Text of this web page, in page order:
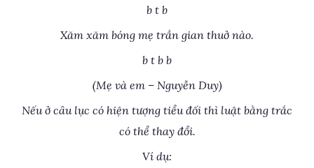
b t b
Xăm xăm bóng mẹ trần gian thuở nào.
b t b b
(Mẹ và em – Nguyễn Duy)
Nếu ở câu lục có hiện tượng tiểu đối thì luật bằng trắc
có thể thay đổi.
Ví dụ: